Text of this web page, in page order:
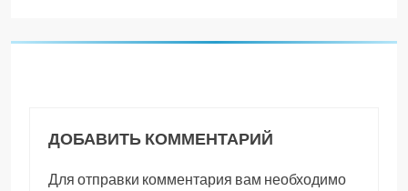
ДОБАВИТЬ КОММЕНТАРИЙ
Для отправки комментария вам необходимо